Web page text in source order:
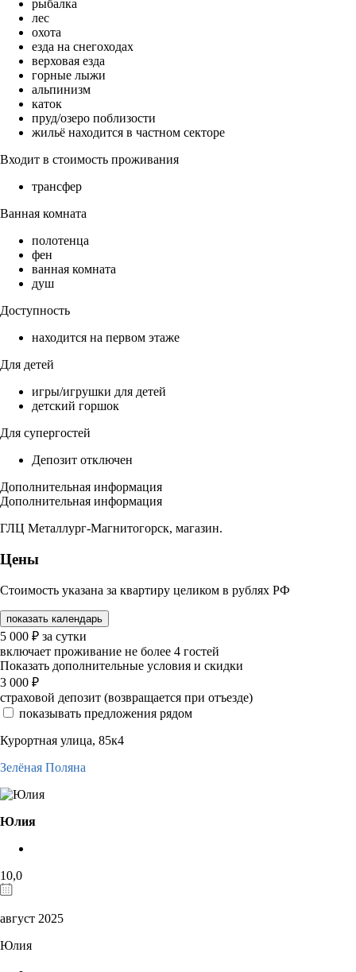
рыбалка
лес
охота
езда на снегоходах
верховая езда
горные лыжи
альпинизм
каток
пруд/озеро поблизости
жильё находится в частном секторе
Входит в стоимость проживания
трансфер
Ванная комната
полотенца
фен
ванная комната
душ
Доступность
находится на первом этаже
Для детей
игры/игрушки для детей
детский горшок
Для супергостей
Депозит отключен
Дополнительная информация
Дополнительная информация
ГЛЦ Металлург-Магнитогорск, магазин.
Цены
Стоимость указана за квартиру целиком в рублях РФ
показать календарь
5 000 ₽ за сутки
включает проживание не более 4 гостей
Показать дополнительные условия и скидки
3 000 ₽
страховой депозит (возвращается при отъезде)
показывать предложения рядом
Курортная улица, 85к4
Зелёная Поляна
Юлия
10,0
август 2025
Юлия